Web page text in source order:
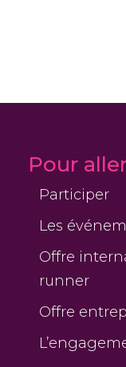
Pour
Participer
Les
Offre
runner
Offre